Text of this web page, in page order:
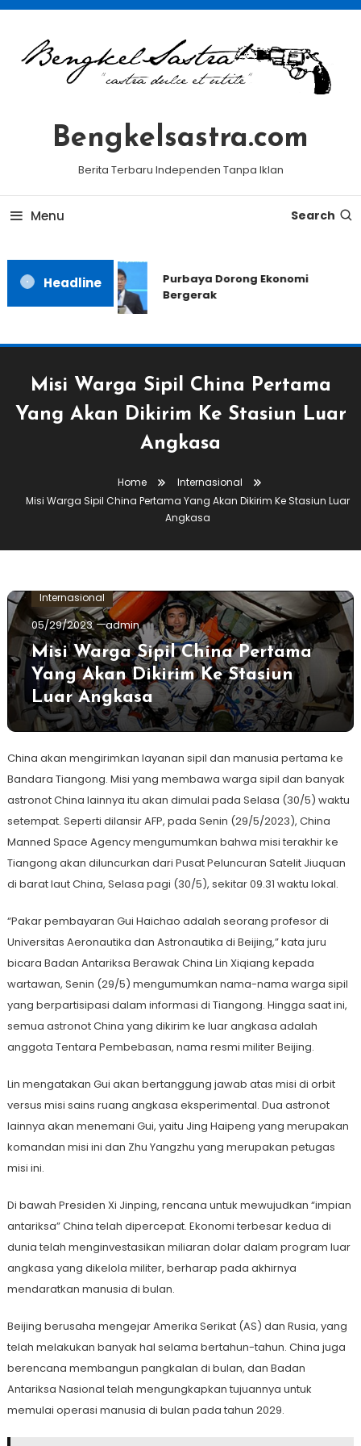
Skip
Content
Bengkelsastra.com
Berita Terbaru Independen Tanpa Iklan
Menu Search
Headline
Purbaya Dorong Ekonomi
Bergerak
Misi Warga Sipil China Pertama
Yang Akan Dikirim Ke Stasiun Luar
Angkasa
Home
Internasional
Misi Warga Sipil China Pertama Yang Akan Dikirim Ke Stasiun Luar
Angkasa
Internasional
05/29/2023 admin
Misi Warga Sipil China Pertama
Yang Akan Dikirim Ke Stasiun
Luar Angkasa
China akan mengirimkan layanan sipil dan manusia pertama ke
Bandara Tiangong. Misi yang membawa warga sipil dan banyak
astronot China lainnya itu akan dimulai pada Selasa (30/5) waktu
setempat. Seperti dilansir AFP, pada Senin (29/5/2023), China
Manned Space Agency mengumumkan bahwa misi terakhir ke
Tiangong akan diluncurkan dari Pusat Peluncuran Satelit Jiuquan
di barat laut China, Selasa pagi (30/5), sekitar 09.31 waktu lokal.
“Pakar pembayaran Gui Haichao adalah seorang profesor di
Universitas Aeronautika dan Astronautika di Beijing,” kata juru
bicara Badan Antariksa Berawak China Lin Xiqiang kepada
wartawan, Senin (29/5) mengumumkan nama-nama warga sipil
yang berpartisipasi dalam informasi di Tiangong. Hingga saat ini,
semua astronot China yang dikirim ke luar angkasa adalah
anggota Tentara Pembebasan, nama resmi militer Beijing.
Lin mengatakan Gui akan bertanggung jawab atas misi di orbit
versus misi sains ruang angkasa eksperimental. Dua astronot
lainnya akan menemani Gui, yaitu Jing Haipeng yang merupakan
komandan misi ini dan Zhu Yangzhu yang merupakan petugas
misi ini.
Di bawah Presiden Xi Jinping, rencana untuk mewujudkan “impian
antariksa” China telah dipercepat. Ekonomi terbesar kedua di
dunia telah menginvestasikan miliaran dolar dalam program luar
angkasa yang dikelola militer, berharap pada akhirnya
mendaratkan manusia di bulan.
Beijing berusaha mengejar Amerika Serikat (AS) dan Rusia, yang
telah melakukan banyak hal selama bertahun-tahun. China juga
berencana membangun pangkalan di bulan, dan Badan
Antariksa Nasional telah mengungkapkan tujuannya untuk
memulai operasi manusia di bulan pada tahun 2029.